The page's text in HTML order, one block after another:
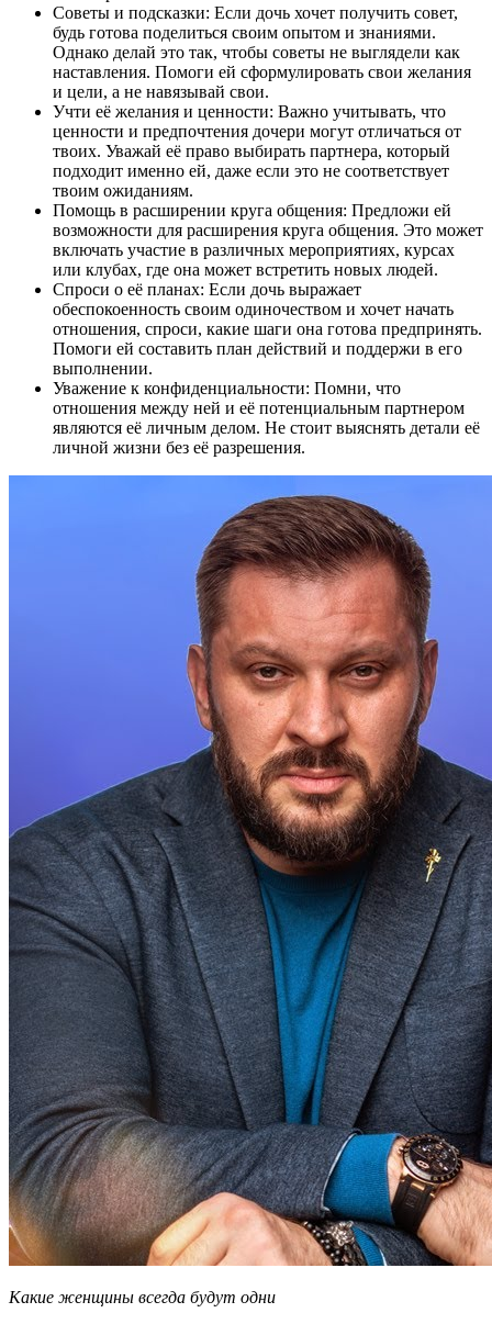
Советы и подсказки: Если дочь хочет получить совет,
будь готова поделиться своим опытом и знаниями.
Однако делай это так, чтобы советы не выглядели как
наставления. Помоги ей сформулировать свои желания
и цели, а не навязывай свои.
Учти её желания и ценности: Важно учитывать, что
ценности и предпочтения дочери могут отличаться от
твоих. Уважай её право выбирать партнера, который
подходит именно ей, даже если это не соответствует
твоим ожиданиям.
Помощь в расширении круга общения: Предложи ей
возможности для расширения круга общения. Это может
включать участие в различных мероприятиях, курсах
или клубах, где она может встретить новых людей.
Спроси о её планах: Если дочь выражает
обеспокоенность своим одиночеством и хочет начать
отношения, спроси, какие шаги она готова предпринять.
Помоги ей составить план действий и поддержи в его
выполнении.
Уважение к конфиденциальности: Помни, что
отношения между ней и её потенциальным партнером
являются её личным делом. Не стоит выяснять детали её
личной жизни без её разрешения.
Какие женщины всегда будут одни